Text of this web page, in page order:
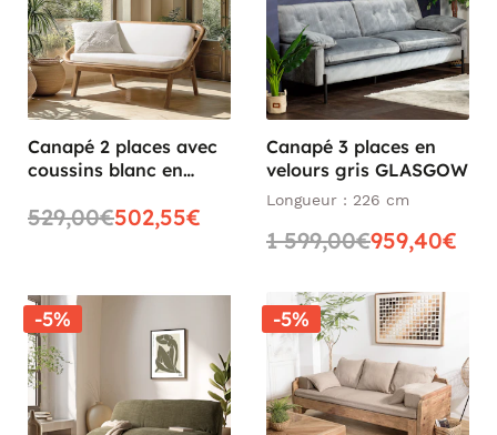
Canapé 2 places avec
coussins blanc en
529,00€502,55€
Canapé 3 places en
velours gris GLASGOW
Longueur : 226 cm
1 599,00€959,40€
-5% -5%